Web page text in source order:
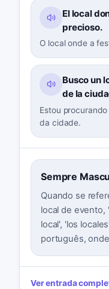
El local
precioso.
O local onde a
Busco un
de la
Estou
da cidade.
Sempre
Quando se
local de evento,
local', 'los
português,
Ver entrada